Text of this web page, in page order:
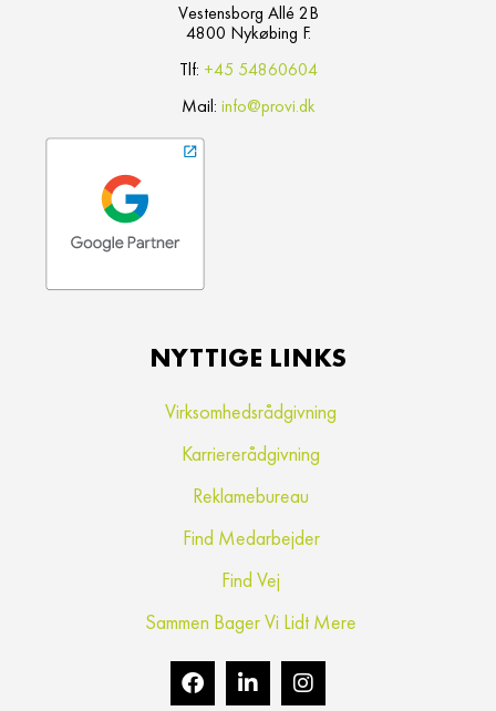
Vestensborg Allé 2B
4800 Nykøbing F.
Tlf: +45 54860604
Mail: info@provi.dk
NYTTIGE LINKS
Virksomhedsrådgivning
Karriererådgivning
Reklamebureau
Find Medarbejder
Find Vej
Sammen Bager Vi Lidt Mere